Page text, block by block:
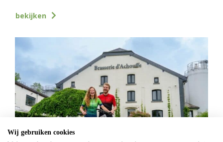
bekijken
Wij gebruiken cookies